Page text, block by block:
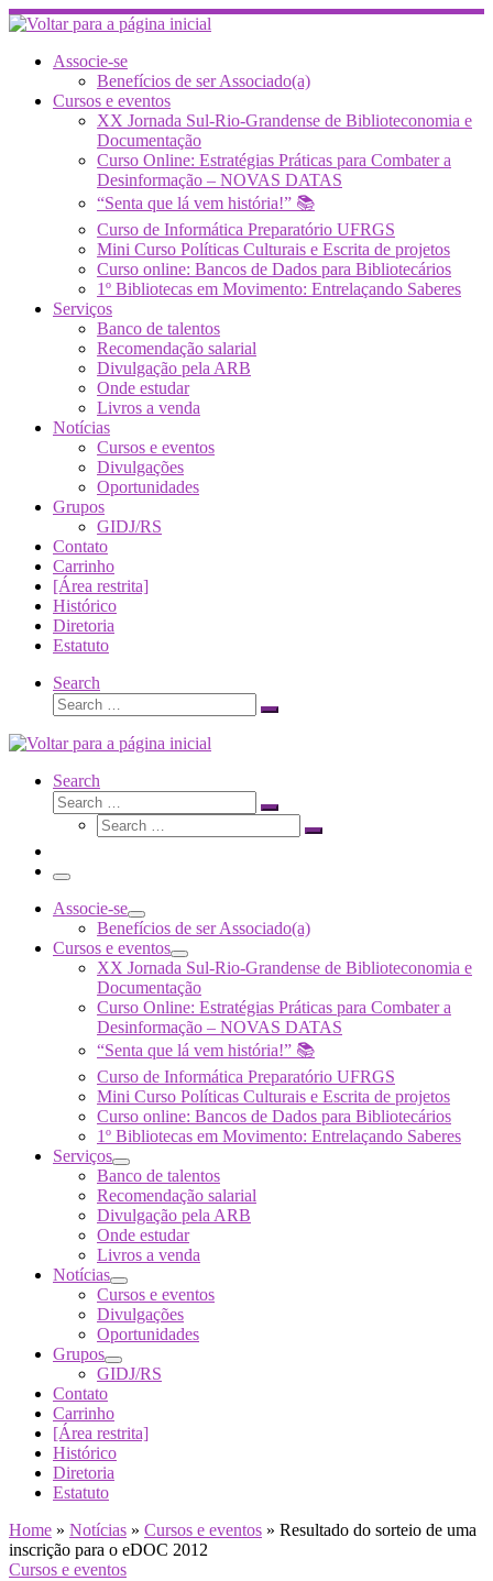
Skip
to
contentAssocie-se
Benefícios de ser Associado(a)
Cursos e eventos
XX Jornada Sul-Rio-Grandense de Biblioteconomia e
Documentação
Curso Online: Estratégias Práticas para Combater a
Desinformação – NOVAS DATAS
“Senta que lá vem história!” 📚
Curso de Informática Preparatório UFRGS
Mini Curso Políticas Culturais e Escrita de projetos
Curso online: Bancos de Dados para Bibliotecários
1º Bibliotecas em Movimento: Entrelaçando Saberes
Serviços
Banco de talentos
Recomendação salarial
Divulgação pela ARB
Onde estudar
Livros a venda
Notícias
Cursos e eventos
Divulgações
Oportunidades
Grupos
GIDJ/RS
Contato
Carrinho
[Área restrita]
Histórico
Diretoria
Estatuto
Search
Search
Search
Search
Search
Search
Search
Search
Menu
Associe-se
Benefícios de ser Associado(a)
Cursos e eventos
XX Jornada Sul-Rio-Grandense de Biblioteconomia e
Documentação
Curso Online: Estratégias Práticas para Combater a
Desinformação – NOVAS DATAS
“Senta que lá vem história!” 📚
Curso de Informática Preparatório UFRGS
Mini Curso Políticas Culturais e Escrita de projetos
Curso online: Bancos de Dados para Bibliotecários
1º Bibliotecas em Movimento: Entrelaçando Saberes
Serviços
Banco de talentos
Recomendação salarial
Divulgação pela ARB
Onde estudar
Livros a venda
Notícias
Cursos e eventos
Divulgações
Oportunidades
Grupos
GIDJ/RS
Contato
Carrinho
[Área restrita]
Histórico
Diretoria
Estatuto
Home » Notícias » Cursos e eventos » Resultado do sorteio de uma
inscrição para o eDOC 2012
Cursos e eventos